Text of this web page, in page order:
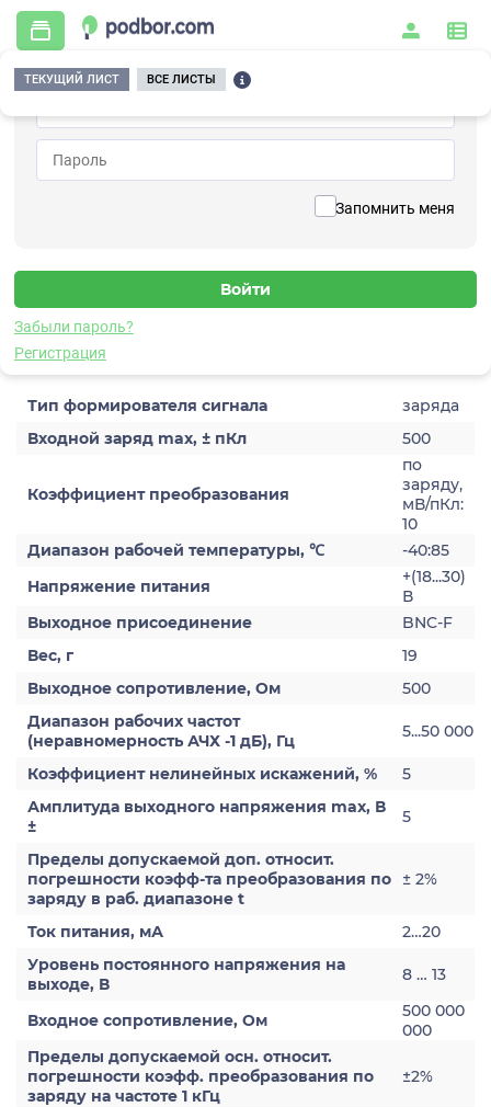
Запомнить меня
Забыли пароль?
Регистрация
ТЕКУЩИЙ ЛИСТ ВСЕ ЛИСТЫ
Главная / Контрольно-измерительные приборы и автоматика /
Измерительное оборудование / Формирователи сигналов / Преобразующие
A121-10-01
Формирователь сигналов преобразующий
Характеристики
Тип формирователя сигнала
заряда
Входной заряд max, ± пКл
500
Коэффициент преобразования
по
заряду,
мВ/пКл:
10
Диапазон рабочей температуры, ℃
-40:85
Напряжение питания
+(18...30)
В
Выходное присоединение
BNC-F
Вес, г
19
Выходное сопротивление, Ом
500
Диапазон рабочих частот
(неравномерность АЧХ -1 дБ), Гц
5...50 000
Коэффициент нелинейных искажений, %
5
Амплитуда выходного напряжения max, В
±
5
Пределы допускаемой доп. относит.
погрешности коэфф-та преобразования по
заряду в раб. диапазоне t
± 2%
Ток питания, мА
2…20
Уровень постоянного напряжения на
выходе, В
8 … 13
Входное сопротивление, Ом
500 000
000
Пределы допускаемой осн. относит.
погрешности коэфф. преобразования по
заряду на частоте 1 кГц
±2%